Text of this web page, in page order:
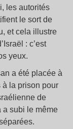
les autorités
le sort de
et cela illustre
: c’est
yeux.
a été placée à
à la prison pour
de
a subi le même